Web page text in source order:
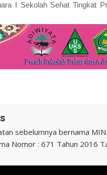
I Sekolah Sehat Tingkat
sebelumnya bernama
Nomor : 671 Tahun 2016